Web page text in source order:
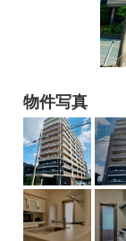
物件写真